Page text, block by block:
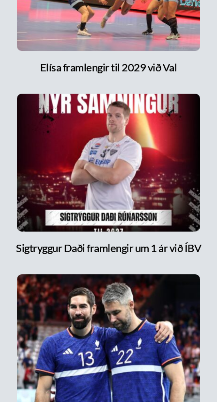
Elísa framlengir til 2029 við Val
Sigtryggur Daði framlengir um 1 ár við ÍBV